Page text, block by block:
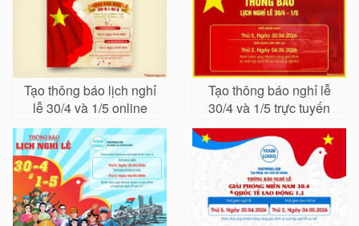
Tạo thông báo lịch nghỉ
lễ 30/4 và 1/5 online
Tạo thông báo nghỉ lễ
30/4 và 1/5 trực tuyến